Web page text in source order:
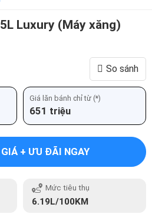
Luxury (Máy xăng)
So sánh
Giá lăn bánh chỉ từ (*)
651 triệu
+ ƯU ĐÃI NGAY
Mức tiêu thụ
6.19L/100KM